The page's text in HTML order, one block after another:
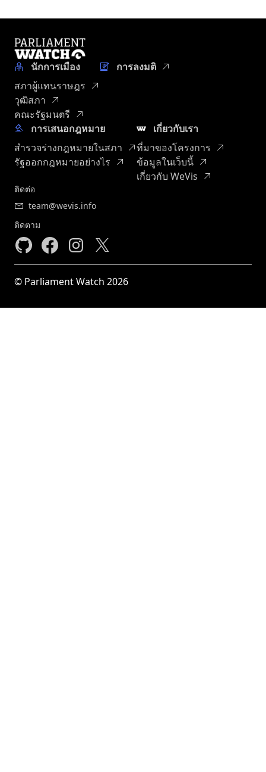
นักการเมือง
สภาผู้แทนราษฎร
วุฒิสภา
คณะรัฐมนตรี
การลงมติ
การเสนอกฎหมาย
สำรวจร่างกฎหมายในสภา
รัฐออกกฎหมายอย่างไร
เกี่ยวกับเรา
ที่มาของโครงการ
ข้อมูลในเว็บนี้
เกี่ยวกับ WeVis
ติดต่อ
team@wevis.info
ติดตาม
© Parliament Watch 2026